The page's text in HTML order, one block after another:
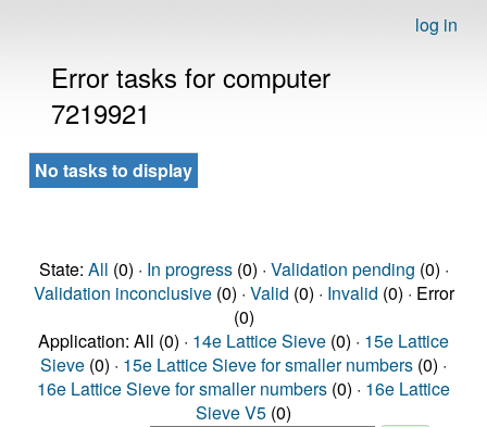
log in
Error tasks for computer
7219921
No tasks to display
State: All (0) · In progress(0) · Validation pending (0) ·
Validation inconclusive(0) · Valid (0) · Invalid (0) · Error
(0)
Application: All (0) · 14e Lattice Sieve (0) · 15e Lattice
Sieve (0) · 15e Lattice Sieve for smaller numbers (0) ·
16e Lattice Sieve for smaller numbers (0) · 16e Lattice
Sieve V5 (0)